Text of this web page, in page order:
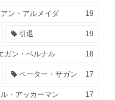
ン・アルメイダ 19
引退 19
ガン・ベルナル 18
ペーター・サガン 17
・アッカーマン 17